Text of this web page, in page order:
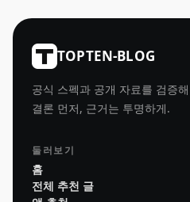
TOPTEN-BLOG
공식 스펙과 공개 자료를 검증
결론 먼저, 근거는 투명하게.
둘러보기
홈
전체 추천 글